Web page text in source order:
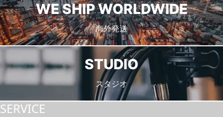
WE SHIP WORLDWIDE
海外発送
STUDIO
スタジオ
SERVICE